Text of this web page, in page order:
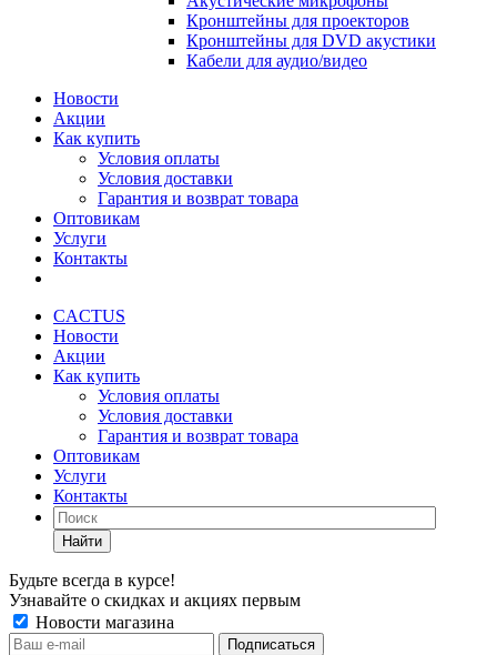
Кронштейны для проекторов
Кронштейны для DVD акустики
Кабели для аудио/видео
Новости
Акции
Как купить
Условия оплаты
Условия доставки
Гарантия и возврат товара
Оптовикам
Услуги
Контакты
CACTUS
Новости
Акции
Как купить
Условия оплаты
Условия доставки
Гарантия и возврат товара
Оптовикам
Услуги
Контакты
Найти
Будьте всегда в курсе!
Узнавайте о скидках и акциях первым
Новости магазина